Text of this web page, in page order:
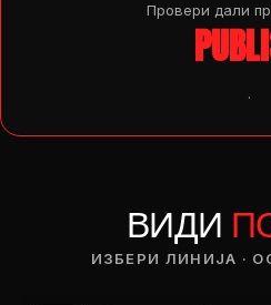
Провери дали
.
ВИДИ
ИЗБЕРИ ЛИНИЈА ·
PRODUCT